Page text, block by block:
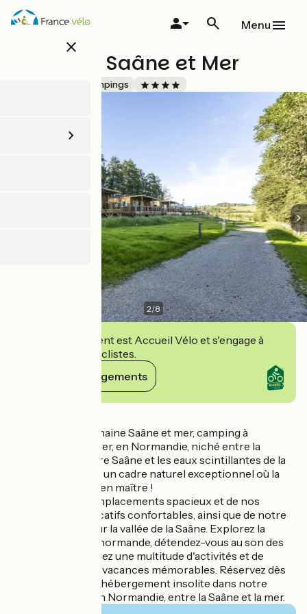
Aller
au
close
Menu
Domaine Saâne et Mer
Campings
2/8
Cet établissement est Accueil Vélo et s'engage à
accueillir des cyclistes.
Voir ses engagements
Découvrez le Domaine Saâne et mer, camping à
Quiberville-sur-Mer, en Normandie, niché entre la
majestueuse rivière Saâne et les eaux scintillantes de la
mer. Plongez dans un cadre naturel exceptionnel où la
tranquillité règne en maître !
Profitez de nos emplacements spacieux et de nos
hébergements locatifs confortables, ainsi que de notre
vue imprenable sur la vallée de la Saâne. Explorez la
beauté de la côte normande, détendez-vous au son des
vagues et découvrez une multitude d'activités et de
services pour des vacances mémorables. Réservez dès
maintenant votre hébergement insolite dans notre
camping nature en Normandie, entre la Saâne et la mer.